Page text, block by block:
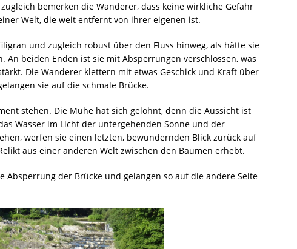
bemerken die Wanderer, dass keine wirkliche Gefahr
Welt, die weit entfernt von ihrer eigenen ist.
und zugleich robust über den Fluss hinweg, als hätte sie
An beiden Enden ist sie mit Absperrungen verschlossen, was
Die Wanderer klettern mit etwas Geschick und Kraft über
sie auf die schmale Brücke.
stehen. Die Mühe hat sich gelohnt, denn die Aussicht ist
Wasser im Licht der untergehenden Sonne und der
werfen sie einen letzten, bewundernden Blick zurück auf
aus einer anderen Welt zwischen den Bäumen erhebt.
Absperrung der Brücke und gelangen so auf die andere Seite